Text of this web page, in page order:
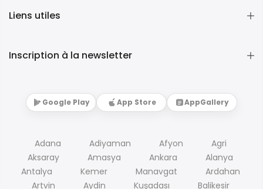
Liens utiles
Inscription à la newsletter
Google Play App Store AppGallery
Adana Adiyaman Afyon
Agri
Aksaray
Amasya Ankara
Alanya
Antalya
Kemer Manavgat
Ardahan
Artvin
Aydin Kuşadası Balikesir